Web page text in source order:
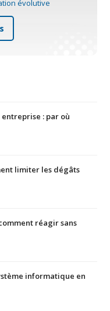
évolutive
: par où
limiter les dégâts
réagir sans
informatique en